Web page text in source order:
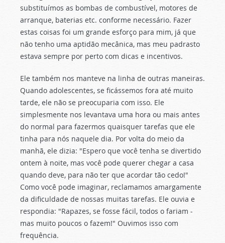
substituímos as bombas de combustível, motores de
arranque, baterias etc. conforme necessário. Fazer
estas coisas foi um grande esforço para mim, já que
não tenho uma aptidão mecânica, mas meu padrasto
estava sempre por perto com dicas e incentivos.
Ele também nos manteve na linha de outras maneiras.
Quando adolescentes, se ficássemos fora até muito
tarde, ele não se preocuparia com isso. Ele
simplesmente nos levantava uma hora ou mais antes
do normal para fazermos quaisquer tarefas que ele
tinha para nós naquele dia. Por volta do meio da
manhã, ele dizia: "Espero que você tenha se divertido
ontem à noite, mas você pode querer chegar a casa
quando deve, para não ter que acordar tão cedo!"
Como você pode imaginar, reclamamos amargamente
da dificuldade de nossas muitas tarefas. Ele ouvia e
respondia: "Rapazes, se fosse fácil, todos o fariam -
mas muito poucos o fazem!" Ouvimos isso com
frequência.